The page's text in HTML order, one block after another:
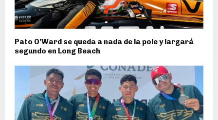
Pato O’Ward se queda a nada de la pole y largará
segundo en Long Beach